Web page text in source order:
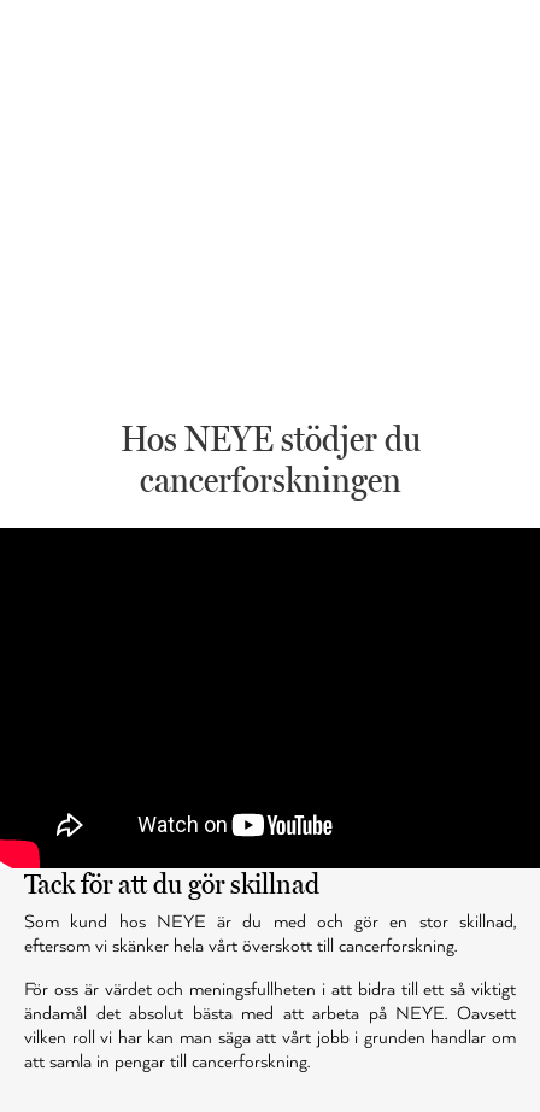
Hos NEYE stödjer du
cancerforskningen
Tack för att du gör skillnad
Som kund hos NEYE är du med och gör en stor skillnad,
eftersom vi skänker hela vårt överskott till cancerforskning.
För oss är värdet och meningsfullheten i att bidra till ett så viktigt
ändamål det absolut bästa med att arbeta på NEYE. Oavsett
vilken roll vi har kan man säga att vårt jobb i grunden handlar om
att samla in pengar till cancerforskning.